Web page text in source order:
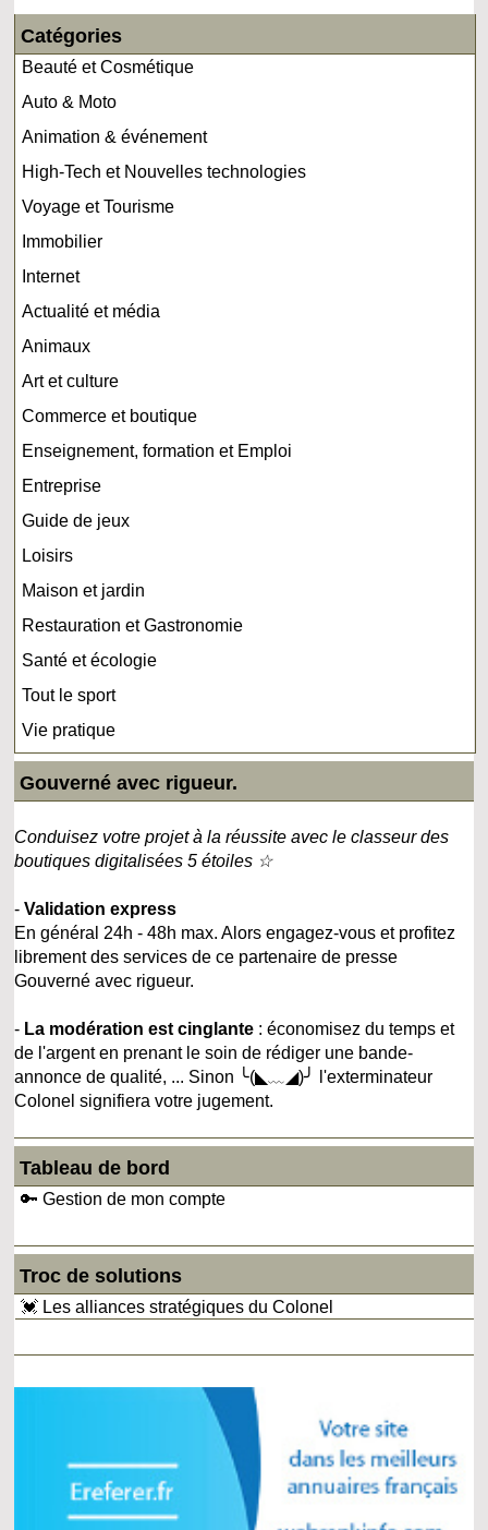
Catégories
Beauté et Cosmétique
Auto & Moto
Animation & événement
High-Tech et Nouvelles technologies
Voyage et Tourisme
Immobilier
Internet
Actualité et média
Animaux
Art et culture
Commerce et boutique
Enseignement, formation et Emploi
Entreprise
Guide de jeux
Loisirs
Maison et jardin
Restauration et Gastronomie
Santé et écologie
Tout le sport
Vie pratique
Gouverné avec rigueur.
Conduisez votre projet à la réussite avec le classeur des
boutiques digitalisées 5 étoiles ☆
-Validation express
En général 24h - 48h max. Alors engagez-vous et profitez
librement des services de ce partenaire de presse
Gouverné avec rigueur.
- La modération est cinglante : économisez du temps et
de l'argent en prenant le soin de rédiger une bande-
annonce de qualité, ... Sinon ╰(◣﹏◢)╯ l'exterminateur
Colonel signifiera votre jugement.
Tableau de bord
🔑 Gestion de mon compte
Troc de solutions
💓 Les alliances stratégiques du Colonel